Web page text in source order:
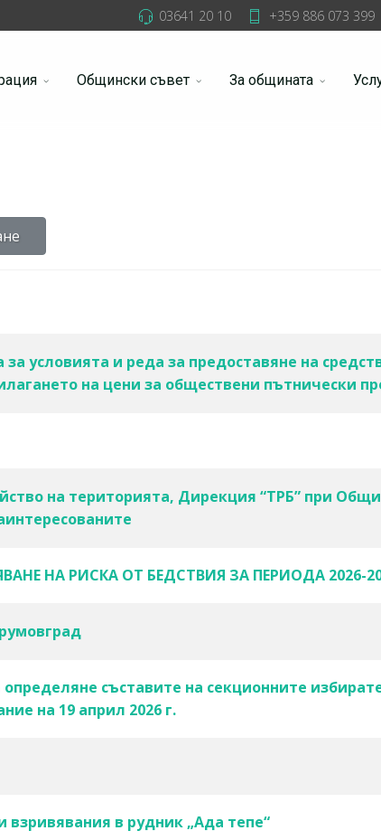
03641 20 10 +359 886 073 399
Общински съвет За общината
условията и реда за предоставяне на
на цени за обществени пътнически
на територията, Дирекция “ТРБ” при
НА РИСКА ОТ БЕДСТВИЯ ЗА ПЕРИОДА 2026-
съставите на секционните
на 19 април 2026 г.
в рудник „Ада тепе“